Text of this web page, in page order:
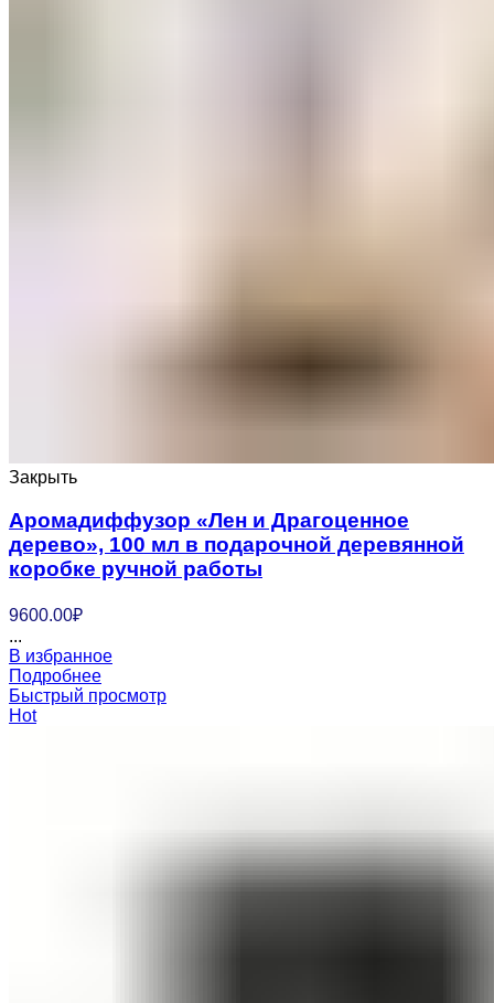
Закрыть
Аромадиффузор «Лен и Драгоценное
дерево», 100 мл в подарочной деревянной
коробке ручной работы
9600.00₽
...
В избранное
Подробнее
Быстрый просмотр
Hot